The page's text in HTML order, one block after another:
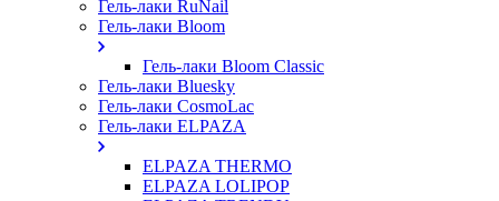
Гель-лаки RuNail
Гель-лаки Bloom
Гель-лаки Bloom Classic
Гель-лаки Bluesky
Гель-лаки CosmoLac
Гель-лаки ELPAZA
ELPAZA THERMO
ELPAZA LOLIPOP